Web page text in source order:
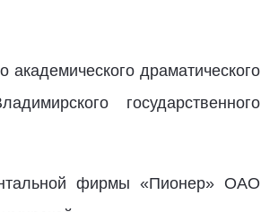
драматического
государственного
фирмы «Пионер» ОАО